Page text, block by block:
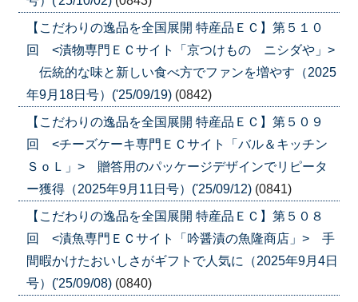
【こだわりの逸品を全国展開 特産品ＥＣ】第５１０
回 <漬物専門ＥＣサイト「京つけもの ニシダや」>
伝統的な味と新しい食べ方でファンを増やす（2025
年9月18日号）('25/09/19) (0842)
【こだわりの逸品を全国展開 特産品ＥＣ】第５０９
回 <チーズケーキ専門ＥＣサイト「バル＆キッチン
ＳｏＬ」> 贈答用のパッケージデザインでリピータ
ー獲得（2025年9月11日号）('25/09/12) (0841)
【こだわりの逸品を全国展開 特産品ＥＣ】第５０８
回 <漬魚専門ＥＣサイト「吟醤漬の魚隆商店」> 手
間暇かけたおいしさがギフトで人気に（2025年9月4日
号）('25/09/08) (0840)